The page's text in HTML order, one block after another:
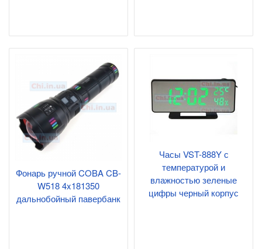
Фонарь ручной COBA CB-
W518 4x181350
дальнобойный павербанк
Часы VST-888Y с
температурой и
влажностью зеленые
цифры черный корпус